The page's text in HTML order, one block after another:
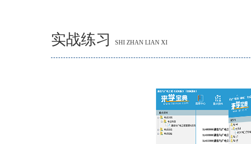
实战练习 SHI ZHAN LIAN XI